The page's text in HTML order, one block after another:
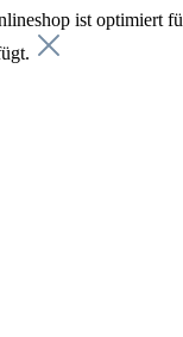
ist optimiert